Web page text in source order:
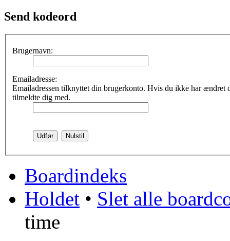
Send kodeord
Brugernavn:
Emailadresse:
Emailadressen tilknyttet din brugerkonto. Hvis du ikke har ændret
tilmeldte dig med.
Boardindeks
Holdet • Slet alle
time